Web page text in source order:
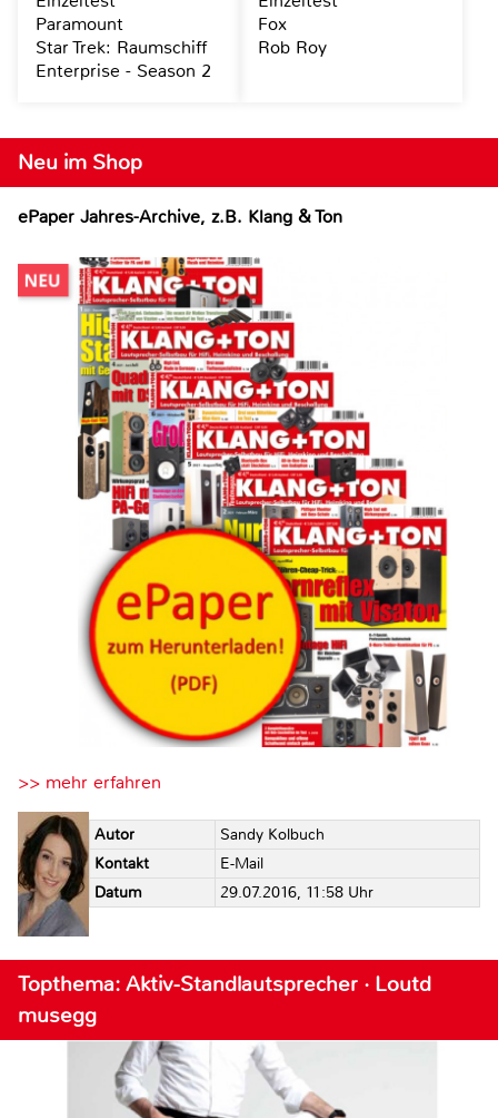
Neu im Shop
ePaper Jahres-Archive, z.B. Klang & Ton
>> mehr erfahren
Autor
Sandy Kolbuch
Kontakt
E-Mail
Datum
29.07.2016, 11:58 Uhr
Topthema: Aktiv-Standlautsprecher · Loutd
musegg
Paramount
Star Trek: Raumschiff
Enterprise - Season 2
Fox
Rob Roy